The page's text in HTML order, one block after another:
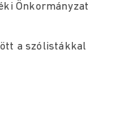
Önkormányzat
a szólistákkal